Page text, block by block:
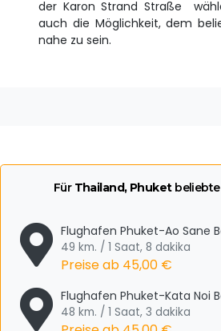
der Karon Strand Straße
auch die Möglichkeit, dem
nahe zu sein.
Für Thailand, Phuketbeliebte
Flughafen Phuket-Ao Sane
49 km. / 1 Saat, 8 dakika
Preise ab 45,00 €
Flughafen Phuket-Kata Noi
48 km. / 1 Saat, 3 dakika